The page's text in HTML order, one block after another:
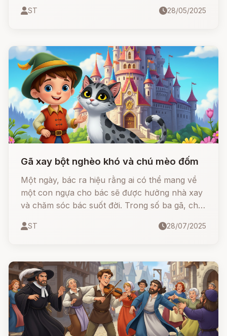
nghịch cảnh nhờ lòng tốt, sự kiên nhẫn và một
ST 28/05/2025
Gã xay bột nghèo khó và chú mèo đốm
Một ngày, bác ra hiệu rằng ai có thể mang về
một con ngựa cho bác sẽ được hưởng nhà xay
và chăm sóc bác suốt đời. Trong số ba gã, chỉ
thường và bỏ rơi.
ST 28/07/2025